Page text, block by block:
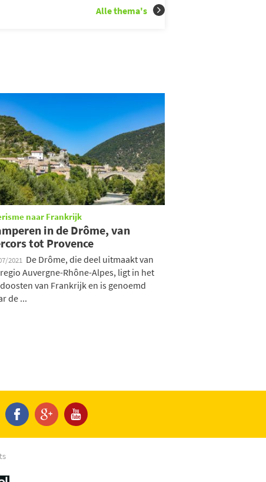
Alle thema's
naar Frankrijk
in de Drôme, van
tot Provence
2021 De Drôme, die deel uitmaakt van
Auvergne-Rhône-Alpes, ligt in het
van Frankrijk en is genoemd
de ...